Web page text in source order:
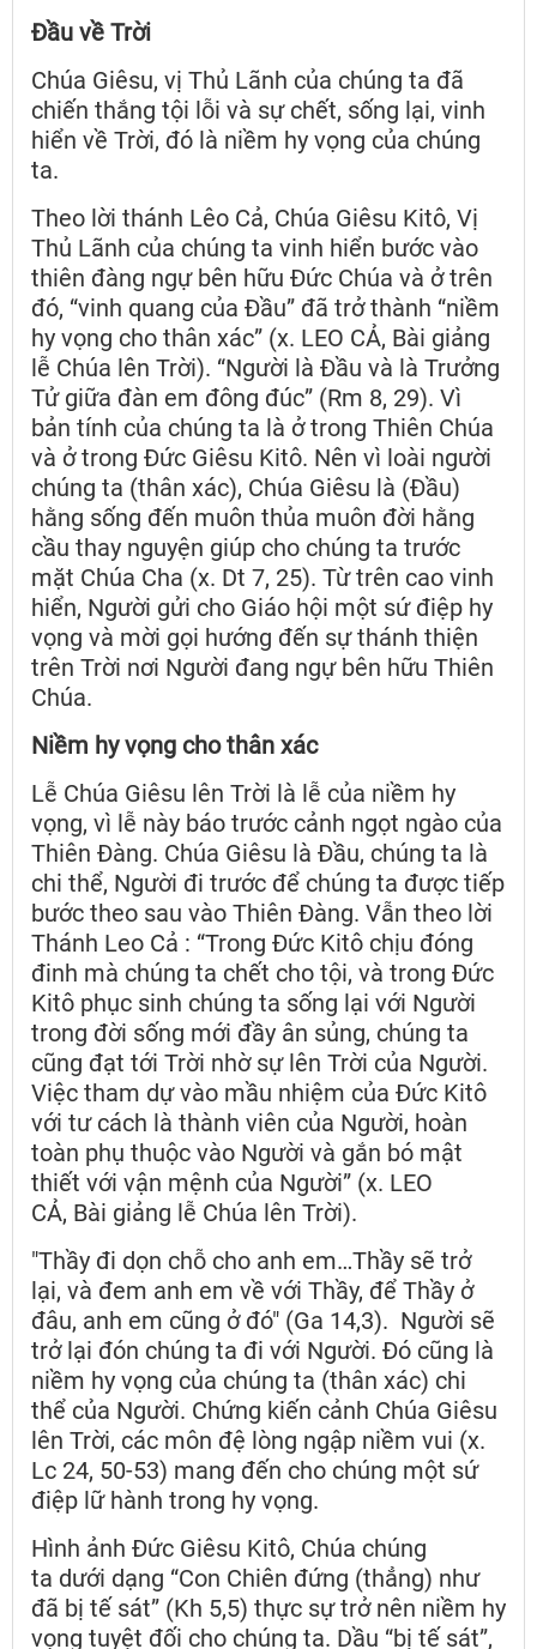
Đầu về Trời
Chúa Giêsu, vị Thủ Lãnh của chúng ta đã
chiến thắng tội lỗi và sự chết, sống lại, vinh
hiển về Trời, đó là niềm hy vọng của chúng
ta.
Theo lời thánh Lêo Cả, Chúa Giêsu Kitô, Vị
Thủ Lãnh của chúng ta vinh hiển bước vào
thiên đàng ngự bên hữu Đức Chúa và ở trên
đó, “vinh quang của Đầu” đã trở thành “niềm
hy vọng cho thân xác” (x. LEO CẢ, Bài giảng
lễ Chúa lên Trời). “Người là Đầu và là Trưởng
Tử giữa đàn em đông đúc” (Rm 8, 29). Vì
bản tính của chúng ta là ở trong Thiên Chúa
và ở trong Đức Giêsu Kitô. Nên vì loài người
chúng ta (thân xác), Chúa Giêsu là (Đầu)
hằng sống đến muôn thủa muôn đời hằng
cầu thay nguyện giúp cho chúng ta trước
mặt Chúa Cha (x. Dt 7, 25). Từ trên cao vinh
hiển, Người gửi cho Giáo hội một sứ điệp hy
vọng và mời gọi hướng đến sự thánh thiện
trên Trời nơi Người đang ngự bên hữu Thiên
Chúa.
Niềm hy vọng cho thân xác
Lễ Chúa Giêsu lên Trời là lễ của niềm hy
vọng, vì lễ này báo trước cảnh ngọt ngào của
Thiên Đàng. Chúa Giêsu là Đầu, chúng ta là
chi thể, Người đi trước để chúng ta được tiếp
bước theo sau vào Thiên Đàng. Vẫn theo lời
Thánh Leo Cả : “Trong Đức Kitô chịu đóng
đinh mà chúng ta chết cho tội, và trong Đức
Kitô phục sinh chúng ta sống lại với Người
trong đời sống mới đầy ân sủng, chúng ta
cũng đạt tới Trời nhờ sự lên Trời của Người.
Việc tham dự vào mầu nhiệm của Đức Kitô
với tư cách là thành viên của Người, hoàn
toàn phụ thuộc vào Người và gắn bó mật
thiết với vận mệnh của Người” (x. LEO
CẢ, Bài giảng lễ Chúa lên Trời).
"Thầy đi dọn chỗ cho anh em…Thầy sẽ trở
lại, và đem anh em về với Thầy, để Thầy ở
đâu, anh em cũng ở đó" (Ga 14,3). Người sẽ
trở lại đón chúng ta đi với Người. Đó cũng là
niềm hy vọng của chúng ta (thân xác) chi
thể của Người. Chứng kiến cảnh Chúa Giêsu
lên Trời, các môn đệ lòng ngập niềm vui (x.
Lc 24, 50-53) mang đến cho chúng một sứ
điệp lữ hành trong hy vọng.
Hình ảnh Đức Giêsu Kitô, Chúa chúng
ta dưới dạng “Con Chiên đứng (thẳng) như
đã bị tế sát” (Kh 5,5) thực sự trở nên niềm hy
vọng tuyệt đối cho chúng ta. Dầu “bị tế sát”,